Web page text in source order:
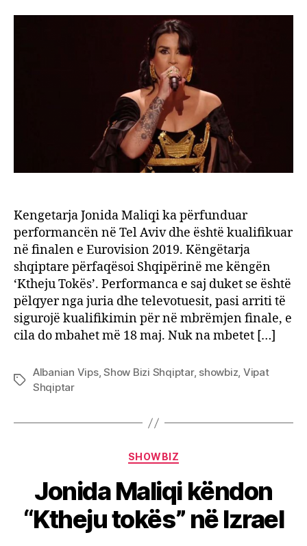
Kengetarja Jonida Maliqi ka përfunduar
performancën në Tel Aviv dhe është kualifikuar
në finalen e Eurovision 2019. Këngëtarja
shqiptare përfaqësoi Shqipërinë me këngën
‘Ktheju Tokës’. Performanca e saj duket se është
pëlqyer nga juria dhe televotuesit, pasi arriti të
sigurojë kualifikimin për në mbrëmjen finale, e
cila do mbahet më 18 maj. Nuk na mbetet […]
Tags
Albanian Vips,Show Bizi Shqiptar, showbiz, Vipat
Shqiptar
Categories
SHOWBIZ
Jonida Maliqi këndon
“Ktheju tokës” në Izrael